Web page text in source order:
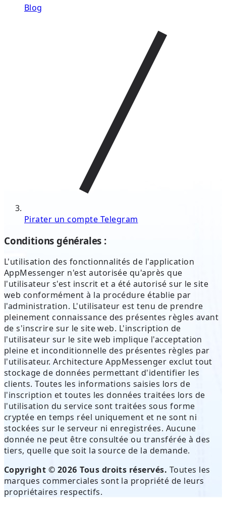
Blog
Pirater un compte Telegram
Conditions générales :
L'utilisation des fonctionnalités de l'application
AppMessenger n'est autorisée qu'après que
l'utilisateur s'est inscrit et a été autorisé sur le site
web conformément à la procédure établie par
l'administration. L'utilisateur est tenu de prendre
pleinement connaissance des présentes règles avant
de s'inscrire sur le site web. L'inscription de
l'utilisateur sur le site web implique l'acceptation
pleine et inconditionnelle des présentes règles par
l'utilisateur. Architecture AppMessenger exclut tout
stockage de données permettant d'identifier les
clients. Toutes les informations saisies lors de
l'inscription et toutes les données traitées lors de
l'utilisation du service sont traitées sous forme
cryptée en temps réel uniquement et ne sont ni
stockées sur le serveur ni enregistrées. Aucune
donnée ne peut être consultée ou transférée à des
tiers, quelle que soit la source de la demande.
Copyright © 2026 Tous droits réservés. Toutes les
marques commerciales sont la propriété de leurs
propriétaires respectifs.